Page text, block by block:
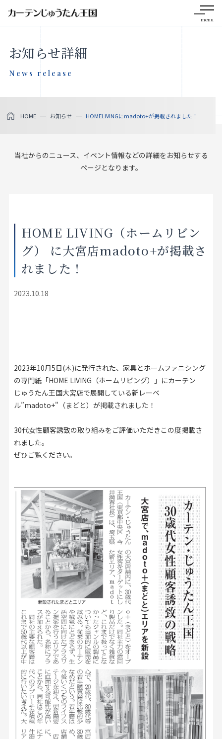
menu
お知らせ
採用情報
店舗をさがす
私たちのこだわり
お客様の声
お問い合わせ
お気に入りリスト
お見積り来店予約はこちら
お知らせ詳細
News release
HOME お知らせ HOMELIVINGにmadoto+が掲載されました！
当社からのニュース、イベント情報などの詳細をお知らせする
ページとなります。
HOME LIVING（ホームリビン
グ） に大宮店madoto+が掲載さ
れました！
2023.10.18
2023年10月5日(木)に発行された、家具とホームファニシング
の専門紙「HOME LIVING（ホームリビング）」にカーテン
じゅうたん王国大宮店で展開している新レーベ
ル”madoto+"（まどと）が掲載されました！
30代女性顧客誘致の取り組みをご評価いただきこの度掲載さ
れました。
ぜひご覧ください。